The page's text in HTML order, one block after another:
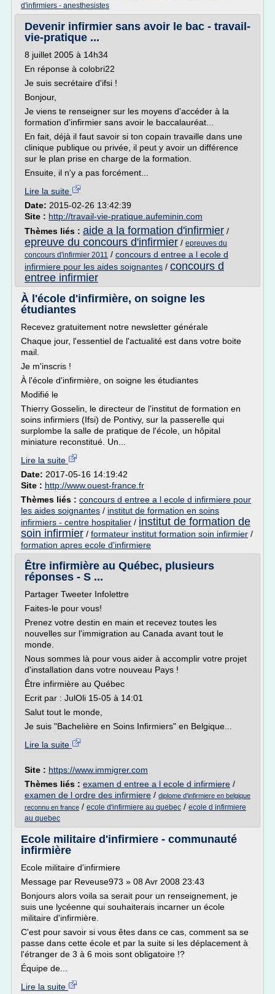
d'infirmiers - anesthesistes
Devenir infirmier sans avoir le bac - travail-
vie-pratique ...
8 juillet 2005 à 14h34
En réponse à colobri22
Je suis secrétaire d'ifsi !
Bonjour,
Je viens te renseigner sur les moyens d'accéder à la
formation d'infirmier sans avoir le baccalauréat...
En fait, déjà il faut savoir si ton copain travaille dans une
clinique publique ou privée, il peut y avoir un différence
sur le plan prise en charge de la formation.
Ensuite, il n'y a pas forcément...
Lire la suite
Date: 2015-02-26 13:42:39
Site : http://travail-vie-pratique.aufeminin.com
Thèmes liés : aide a la formation d'infirmier /
epreuve du concours d'infirmier / epreuves du
concours d'infirmier 2011 / concours d entree a l ecole d
infirmiere pour les aides soignantes / concours d
entree infirmier
À l'école d'infirmière, on soigne les
étudiantes
Recevez gratuitement notre newsletter générale
Chaque jour, l'essentiel de l'actualité est dans votre boite
mail.
Je m'inscris !
À l'école d'infirmière, on soigne les étudiantes
Modifié le
Thierry Gosselin, le directeur de l'institut de formation en
soins infirmiers (Ifsi) de Pontivy, sur la passerelle qui
surplombe la salle de pratique de l'école, un hôpital
miniature reconstitué. Un...
Lire la suite
Date: 2017-05-16 14:19:42
Site : http://www.ouest-france.fr
Thèmes liés : concours d entree a l ecole d infirmiere pour
les aides soignantes / institut de formation en soins
infirmiers - centre hospitalier / institut de formation de
soin infirmier / formateur institut formation soin infirmier /
formation apres ecole d'infirmiere
Être infirmière au Québec, plusieurs
réponses - S ...
Partager Tweeter Infolettre
Faites-le pour vous!
Prenez votre destin en main et recevez toutes les
nouvelles sur l'immigration au Canada avant tout le
monde.
Nous sommes là pour vous aider à accomplir votre projet
d'installation dans votre nouveau Pays !
Être infirmière au Québec
Ecrit par : JulOli 15-05 à 14:01
Salut tout le monde,
Je suis "Bachelière en Soins Infirmiers" en Belgique...
Lire la suite
Site : https://www.immigrer.com
Thèmes liés : examen d entree a l ecole d infirmiere /
examen de l ordre des infirmiere / diplome d'infirmiere en belgique
reconnu en france / ecole d'infirmiere au quebec / ecole d infirmiere
au quebec
Ecole militaire d'infirmiere - communauté
infirmière
Ecole militaire d'infirmiere
Message par Reveuse973 » 08 Avr 2008 23:43
Bonjours alors voila sa serait pour un renseignement, je
suis une lycéenne qui souhaiterais incarner un école
militaire d'infirmière.
C'est pour savoir si vous êtes dans ce cas, comment sa se
passe dans cette école et par la suite si les déplacement à
l'étranger de 3 à 6 mois sont obligatoire !?
Équipe de...
Lire la suite